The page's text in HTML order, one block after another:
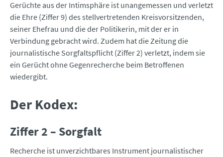
Gerüchte aus der Intimsphäre ist unangemessen und verletzt
die Ehre (Ziffer 9) des stellvertretenden Kreisvorsitzenden,
seiner Ehefrau und die der Politikerin, mit der er in
Verbindung gebracht wird. Zudem hat die Zeitung die
journalistische Sorgfaltspflicht (Ziffer 2) verletzt, indem sie
ein Gerücht ohne Gegenrecherche beim Betroffenen
wiedergibt.
Der Kodex:
Ziffer 2 – Sorgfalt
Recherche ist unverzichtbares Instrument journalistischer